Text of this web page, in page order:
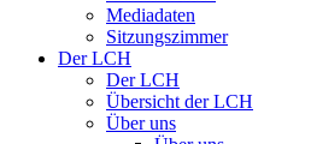
Mediadaten
Sitzungszimmer
Der LCH
Der LCH
Übersicht der LCH
Über uns